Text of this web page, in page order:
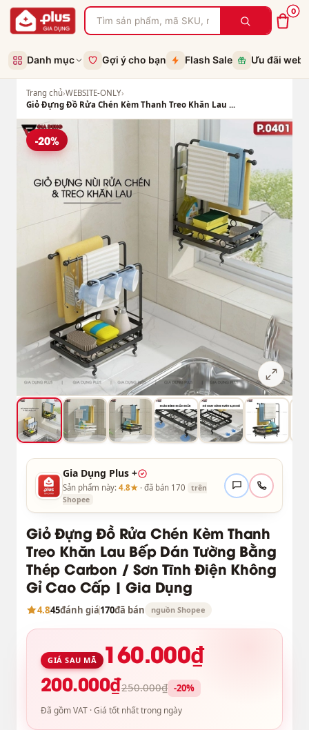
0
Danh mục Gợi ý cho bạn Flash Sale Ưu đãi web
Trang chủ›WEBSITE-ONLY›
Giỏ Đựng Đồ Rửa Chén Kèm Thanh Treo Khăn Lau ...
-20%
Gia Dụng Plus +
Sản phẩm này: 4.8★· đã bán 170
trên
Shopee
Giỏ Đựng Đồ Rửa Chén Kèm Thanh
Treo Khăn Lau Bếp Dán Tường Bằng
Thép Carbon / Sơn Tĩnh Điện Không
Gỉ Cao Cấp | Gia Dụng
4.845đánh giá170đã bán nguồn Shopee
GIÁ SAU MÃ 160.000₫
200.000₫250.000₫ -20%
Đã gồm VAT · Giá tốt nhất trong ngày